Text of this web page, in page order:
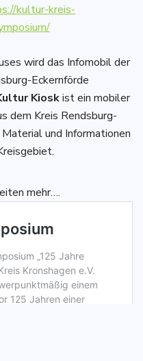
kultur-kreis-
wird das Infomobil der
Eckernförde
Kioskist ein mobiler
dem Kreis Rendsburg-
und Informationen
mehr….